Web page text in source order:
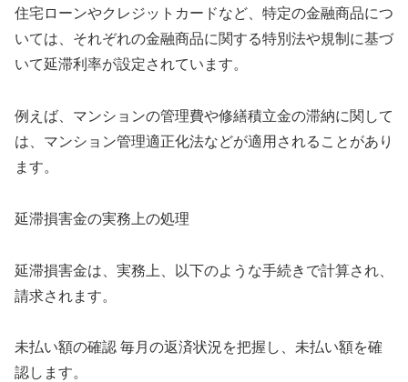
住宅ローンやクレジットカードなど、特定の金融商品につ
いては、それぞれの金融商品に関する特別法や規制に基づ
いて延滞利率が設定されています。
例えば、マンションの管理費や修繕積立金の滞納に関して
は、マンション管理適正化法などが適用されることがあり
ます。
延滞損害金の実務上の処理
延滞損害金は、実務上、以下のような手続きで計算され、
請求されます。
未払い額の確認 毎月の返済状況を把握し、未払い額を確
認します。